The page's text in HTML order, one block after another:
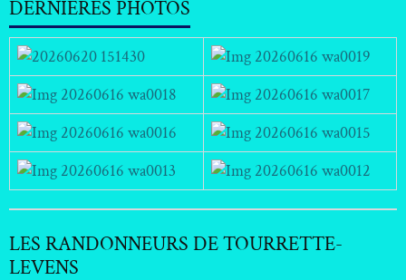
DERNIERES PHOTOS
LES RANDONNEURS DE TOURRETTE-
LEVENS